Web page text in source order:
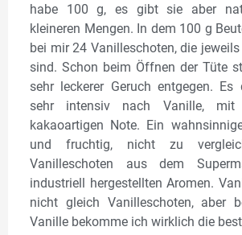
habe 100 g, es gibt sie aber
kleineren Mengen. In dem 100 g
bei mir 24 Vanilleschoten, die
sind. Schon beim Öffnen der Tüte
sehr leckerer Geruch entgegen.
sehr intensiv nach Vanille, mit
kakaoartigen Note. Ein
und fruchtig, nicht zu
Vanilleschoten aus dem
industriell hergestellten Aromen.
nicht gleich Vanilleschoten, aber
Vanille bekomme ich wirklich die